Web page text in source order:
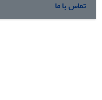
تماس با ما